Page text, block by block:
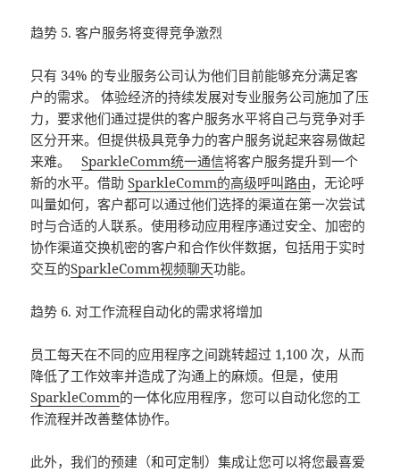
趋势 5. 客户服务将变得竞争激烈
只有 34% 的专业服务公司认为他们目前能够充分满足客
户的需求。 体验经济的持续发展对专业服务公司施加了压
力，要求他们通过提供的客户服务水平将自己与竞争对手
区分开来。但提供极具竞争力的客户服务说起来容易做起
来难。SparkleComm统一通信将客户服务提升到一个
新的水平。借助SparkleComm的高级呼叫路由，无论呼
叫量如何，客户都可以通过他们选择的渠道在第一次尝试
时与合适的人联系。使用移动应用程序通过安全、加密的
协作渠道交换机密的客户和合作伙伴数据，包括用于实时
交互的SparkleComm视频聊天功能。
趋势 6. 对工作流程自动化的需求将增加
员工每天在不同的应用程序之间跳转超过 1,100 次，从而
降低了工作效率并造成了沟通上的麻烦。但是，使用
SparkleComm的一体化应用程序，您可以自动化您的工
作流程并改善整体协作。
此外，我们的预建（和可定制）集成让您可以将您最喜爱